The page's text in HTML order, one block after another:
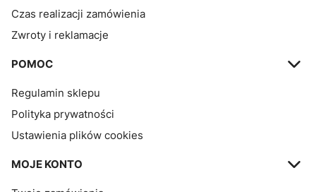
Czas realizacji zamówienia
Zwroty i reklamacje
POMOC
Regulamin sklepu
Polityka prywatności
Ustawienia plików cookies
MOJE KONTO